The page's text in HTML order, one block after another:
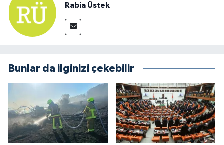
Rabia Üstek
Bunlar da ilginizi çekebilir